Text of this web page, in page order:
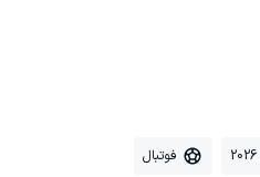
فوتبال